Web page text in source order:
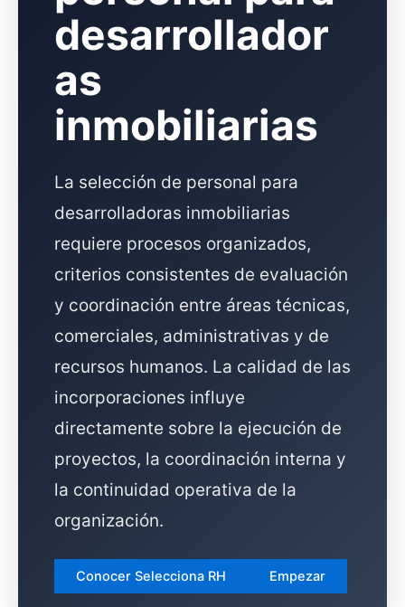
desarrollador
as
inmobiliarias
La selección de personal para
desarrolladoras inmobiliarias
requiere procesos organizados,
criterios consistentes de evaluación
y coordinación entre áreas técnicas,
comerciales, administrativas y de
recursos humanos. La calidad de las
incorporaciones influye
directamente sobre la ejecución de
proyectos, la coordinación interna y
la continuidad operativa de la
organización.
Conocer Selecciona RH Empezar